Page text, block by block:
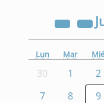
Lun Mar Mié
30 1 2
7
8 9